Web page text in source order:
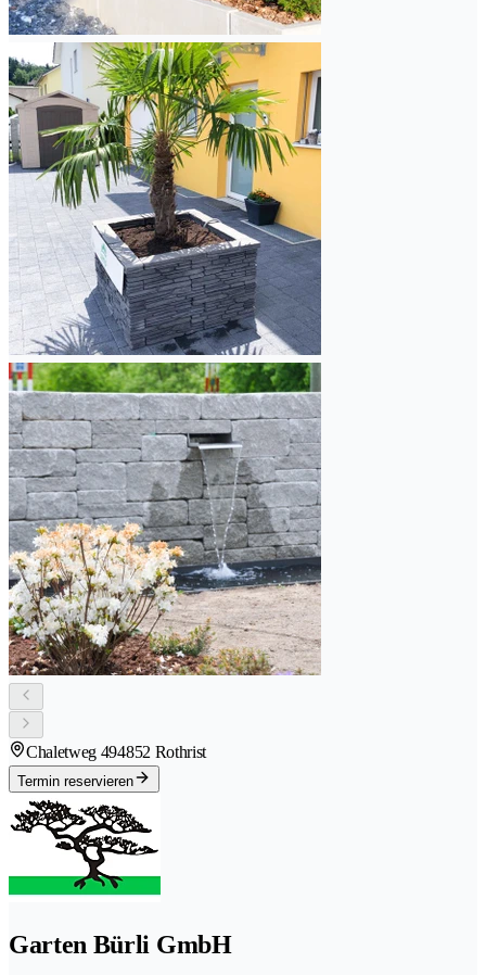
Chaletweg 494852 Rothrist
Termin reservieren
Garten Bürli GmbH